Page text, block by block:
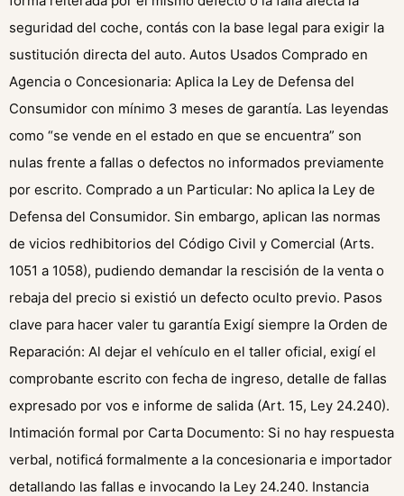
seguridad del coche, contás con la base legal para exigir la
sustitución directa del auto. Autos Usados Comprado en
Agencia o Concesionaria: Aplica la Ley de Defensa del
Consumidor con mínimo 3 meses de garantía. Las leyendas
como “se vende en el estado en que se encuentra” son
nulas frente a fallas o defectos no informados previamente
por escrito. Comprado a un Particular: No aplica la Ley de
Defensa del Consumidor. Sin embargo, aplican las normas
de vicios redhibitorios del Código Civil y Comercial (Arts.
1051 a 1058), pudiendo demandar la rescisión de la venta o
rebaja del precio si existió un defecto oculto previo. Pasos
clave para hacer valer tu garantía Exigí siempre la Orden de
Reparación: Al dejar el vehículo en el taller oficial, exigí el
comprobante escrito con fecha de ingreso, detalle de fallas
expresado por vos e informe de salida (Art. 15, Ley 24.240).
Intimación formal por Carta Documento: Si no hay respuesta
verbal, notificá formalmente a la concesionaria e importador
detallando las fallas e invocando la Ley 24.240. Instancia